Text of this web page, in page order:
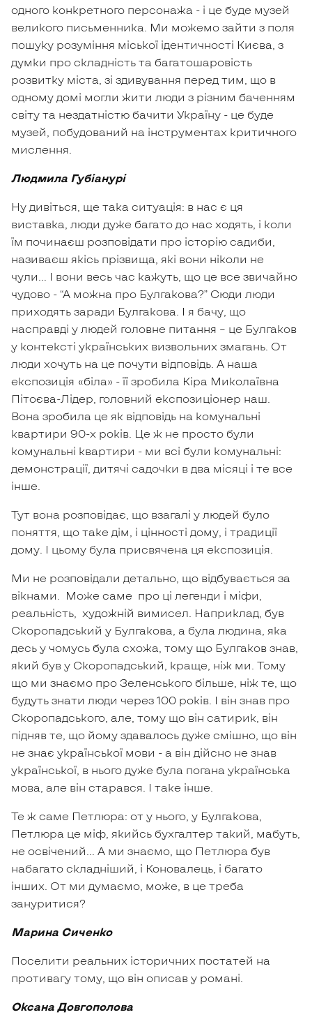
одного конкретного персонажа - і це буде музей
великого письменника. Ми можемо зайти з поля
пошуку розуміння міської ідентичності Києва, з
думки про складність та багатошаровість
розвитку міста, зі здивування перед тим, що в
одному домі могли жити люди з різним баченням
світу та нездатністю бачити Україну - це буде
музей, побудований на інструментах критичного
мислення.
Людмила Губіанурі
Ну дивіться, ще така ситуація: в нас є ця
виставка, люди дуже багато до нас ходять, і коли
їм починаєш розповідати про історію садиби,
називаєш якісь прізвища, які вони ніколи не
чули… І вони весь час кажуть, що це все звичайно
чудово - “А можна про Булгакова?” Сюди люди
приходять заради Булгакова. І я бачу, що
насправді у людей головне питання – це Булгаков
у контексті українських визвольних змагань. От
люди хочуть на це почути відповідь. А наша
експозиція «біла» - її зробила Кіра Миколаївна
Пітоєва-Лідер, головний експозиціонер наш.
Вона зробила це як відповідь на комунальні
квартири 90-х років. Це ж не просто були
комунальні квартири - ми всі були комунальні:
демонстрації, дитячі садочки в два місяці і те все
інше.
Тут вона розповідає, що взагалі у людей було
поняття, що таке дім, і цінності дому, і традиції
дому. І цьому була присвячена ця експозиція.
Ми не розповідали детально, що відбувається за
вікнами. Може саме про ці легенди і міфи,
реальність, художній вимисел. Наприклад, був
Скоропадський у Булгакова, а була людина, яка
десь у чомусь була схожа, тому що Булгаков знав,
який був у Скоропадський, краще, ніж ми. Тому
що ми знаємо про Зеленського більше, ніж те, що
будуть знати люди через 100 років. І він знав про
Скоропадського, але, тому що він сатирик, він
підняв те, що йому здавалось дуже смішно, що він
не знає української мови - а він дійсно не знав
української, в нього дуже була погана українська
мова, але він старався. І таке інше.
Те ж саме Петлюра: от у нього, у Булгакова,
Петлюра це міф, якийсь бухгалтер такий, мабуть,
не освічений… А ми знаємо, що Петлюра був
набагато складніший, і Коновалець, і багато
інших. От ми думаємо, може, в це треба
зануритися?
Марина Сиченко
Поселити реальних історичних постатей на
противагу тому, що він описав у романі.
Оксана Довгополова